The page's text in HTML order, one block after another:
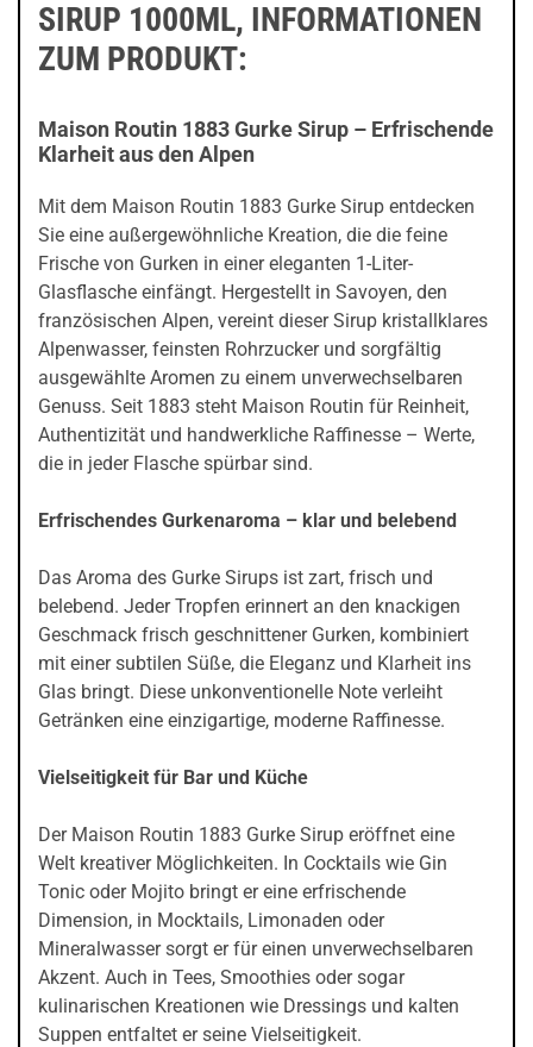
SIRUP 1000ML, INFORMATIONEN
ZUM PRODUKT:
Maison Routin 1883 Gurke Sirup – Erfrischende
Klarheit aus den Alpen
Mit dem Maison Routin 1883 Gurke Sirup entdecken
Sie eine außergewöhnliche Kreation, die die feine
Frische von Gurken in einer eleganten 1-Liter-
Glasflasche einfängt. Hergestellt in Savoyen, den
französischen Alpen, vereint dieser Sirup kristallklares
Alpenwasser, feinsten Rohrzucker und sorgfältig
ausgewählte Aromen zu einem unverwechselbaren
Genuss. Seit 1883 steht Maison Routin für Reinheit,
Authentizität und handwerkliche Raffinesse – Werte,
die in jeder Flasche spürbar sind.
Erfrischendes Gurkenaroma – klar und belebend
Das Aroma des Gurke Sirups ist zart, frisch und
belebend. Jeder Tropfen erinnert an den knackigen
Geschmack frisch geschnittener Gurken, kombiniert
mit einer subtilen Süße, die Eleganz und Klarheit ins
Glas bringt. Diese unkonventionelle Note verleiht
Getränken eine einzigartige, moderne Raffinesse.
Vielseitigkeit für Bar und Küche
Der Maison Routin 1883 Gurke Sirup eröffnet eine
Welt kreativer Möglichkeiten. In Cocktails wie Gin
Tonic oder Mojito bringt er eine erfrischende
Dimension, in Mocktails, Limonaden oder
Mineralwasser sorgt er für einen unverwechselbaren
Akzent. Auch in Tees, Smoothies oder sogar
kulinarischen Kreationen wie Dressings und kalten
Suppen entfaltet er seine Vielseitigkeit.